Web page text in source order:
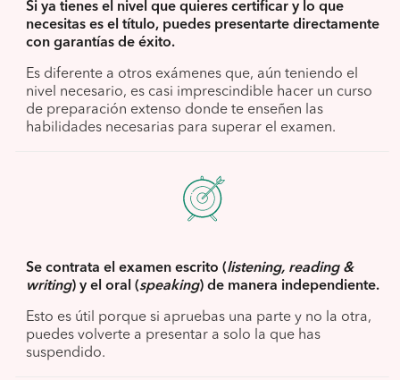
‍Si ya tienes el nivel que quieres certificar y lo que
necesitas es el título, puedes presentarte directamente
con garantías de éxito.
Es diferente a otros exámenes que, aún teniendo el
nivel necesario, es casi imprescindible hacer un curso
de preparación extenso donde te enseñen las
habilidades necesarias para superar el examen.
Se contrata el examen escrito (listening, reading &
writing) y el oral (speaking) de manera independiente.
Esto es útil porque si apruebas una parte y no la otra,
puedes volverte a presentar a solo la que has
suspendido.